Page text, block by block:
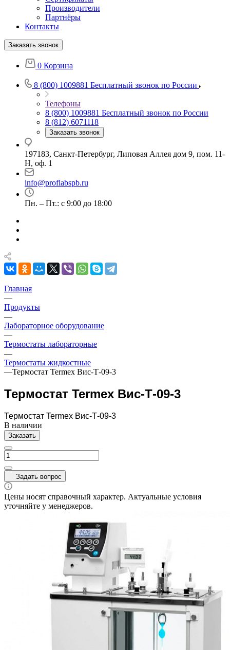
Производители
Партнёры
Контакты
Заказать звонок
0 Корзина
8 (800) 1009881 Бесплатный звонок по России
Телефоны
8 (800) 1009881 Бесплатный звонок по России
8 (812) 6071118
Заказать звонок
197183, Санкт-Петербург, Липовая Аллея дом 9, пом. 11-
Н, оф. 1
info@proflabspb.ru
Пн. – Пт.: с 9:00 до 18:00
Главная
—
Продукты
—
Лабораторное оборудование
—
Термостаты лабораторные
—
Термостаты жидкостные
—Термостат Termex Вис-Т-09-3
Термостат Termex Вис-Т-09-3
Термостат Termex Вис-Т-09-3
В наличии
Заказать
Задать вопрос
Цены носят справочный характер. Актуальные условия
уточняйте у менеджеров.